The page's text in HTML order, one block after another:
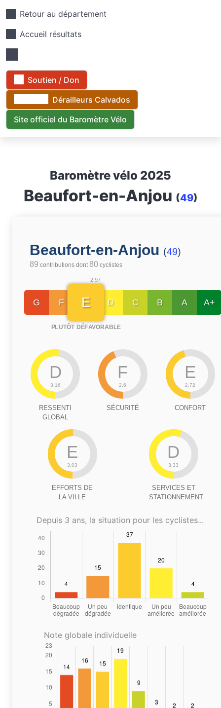
Retour au département
Accueil résultats
Soutien / Don
Dérailleurs Calvados
Site officiel du Baromètre Vélo
Baromètre vélo 2025
Beaufort-en-Anjou (49)
Beaufort-en-Anjou (49)
89 contributions dont80 cyclistes
G F
2.97
E
PLUTÔT DÉFAVORABLE
D C B A A+
D
3.16
RESSENTI
GLOBAL
F
2.6
SÉCURITÉ
E
2.72
CONFORT
E
3.03
EFFORTS DE
LA VILLE
D
3.33
SERVICES ET
STATIONNEMENT
Depuis 3 ans, la situation pour les cyclistes...
Note globale individuelle